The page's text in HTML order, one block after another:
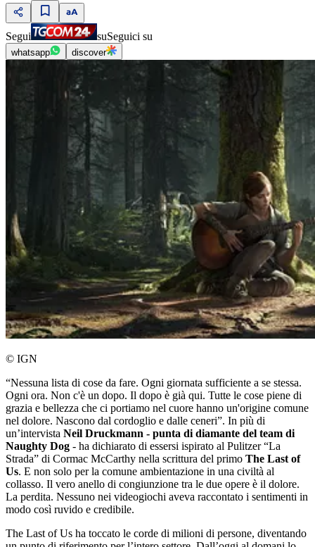
Segui suSeguici su
whatsapp discover
© IGN
“Nessuna lista di cose da fare. Ogni giornata sufficiente a se stessa.
Ogni ora. Non c'è un dopo. Il dopo è già qui. Tutte le cose piene di
grazia e bellezza che ci portiamo nel cuore hanno un'origine comune
nel dolore. Nascono dal cordoglio e dalle ceneri”. In più di
un’intervista Neil Druckmann - punta di diamante del team di
Naughty Dog - ha dichiarato di essersi ispirato al Pulitzer “La
Strada” di Cormac McCarthy nella scrittura del primo The Last of
Us. E non solo per la comune ambientazione in una civiltà al
collasso. Il vero anello di congiunzione tra le due opere è il dolore.
La perdita. Nessuno nei videogiochi aveva raccontato i sentimenti in
modo così ruvido e credibile.
The Last of Us ha toccato le corde di milioni di persone, diventando